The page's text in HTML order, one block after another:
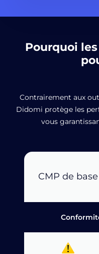
Pourquoi
Contrairement aux
Didomi protège les
vous
CMP de base